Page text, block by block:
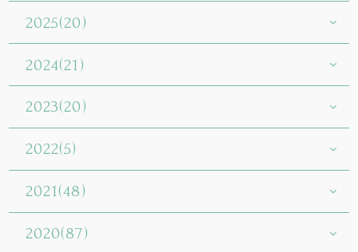
2025(20)
2024(21)
2023(20)
2022(5)
2021(48)
2020(87)